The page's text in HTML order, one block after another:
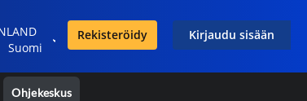
Suomi
Rekisteröidy Kirjaudu sisään
Ohjekeskus